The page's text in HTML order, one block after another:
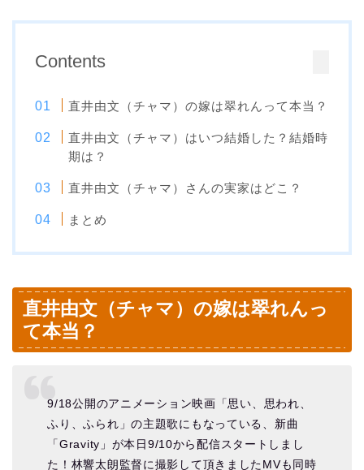
Contents
直井由文（チャマ）の嫁は翠れんって本当？
直井由文（チャマ）はいつ結婚した？結婚時
期は？
直井由文（チャマ）さんの実家はどこ？
まとめ
直井由文（チャマ）の嫁は翠れんっ
て本当？
9/18公開のアニメーション映画「思い、思われ、
ふり、ふられ」の主題歌にもなっている、新曲
「Gravity」が本日9/10から配信スタートしまし
た！林響太朗監督に撮影して頂きましたMVも同時